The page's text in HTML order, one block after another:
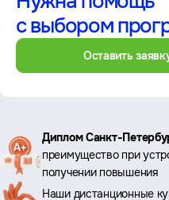
с выбором
Оставить
Ключевые
преимущества
Диплом Санкт-
преимущество при
получении повышения
Наши дистанционные